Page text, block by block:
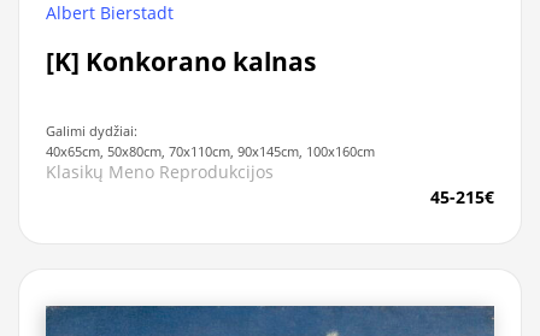
Albert Bierstadt
[K] Konkorano kalnas
Galimi dydžiai:
40x65cm, 50x80cm, 70x110cm, 90x145cm, 100x160cm
Klasikų Meno Reprodukcijos
45-215€